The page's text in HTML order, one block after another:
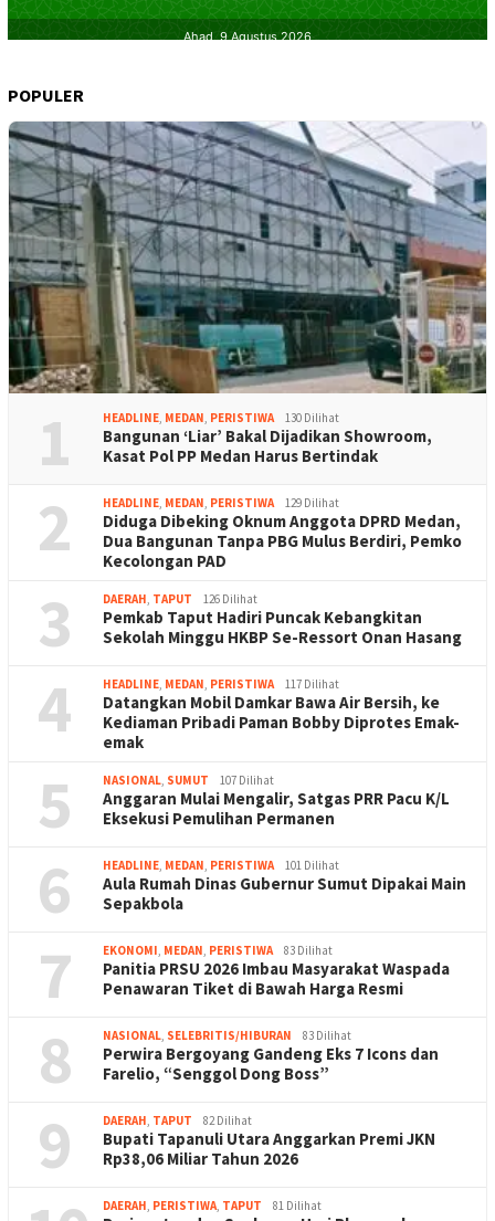
POPULER
1 HEADLINE, MEDAN, PERISTIWA 130 Dilihat
Bangunan ‘Liar’ Bakal Dijadikan Showroom,
Kasat Pol PP Medan Harus Bertindak
2 HEADLINE, MEDAN, PERISTIWA 129 Dilihat
Diduga Dibeking Oknum Anggota DPRD Medan,
Dua Bangunan Tanpa PBG Mulus Berdiri, Pemko
Kecolongan PAD
3 DAERAH, TAPUT 126 Dilihat
Pemkab Taput Hadiri Puncak Kebangkitan
Sekolah Minggu HKBP Se-Ressort Onan Hasang
4 HEADLINE, MEDAN, PERISTIWA 117 Dilihat
Datangkan Mobil Damkar Bawa Air Bersih, ke
Kediaman Pribadi Paman Bobby Diprotes Emak-
emak
5 NASIONAL, SUMUT 107 Dilihat
Anggaran Mulai Mengalir, Satgas PRR Pacu K/L
Eksekusi Pemulihan Permanen
6 HEADLINE, MEDAN, PERISTIWA 101 Dilihat
Aula Rumah Dinas Gubernur Sumut Dipakai Main
Sepakbola
7 EKONOMI, MEDAN, PERISTIWA 83 Dilihat
Panitia PRSU 2026 Imbau Masyarakat Waspada
Penawaran Tiket di Bawah Harga Resmi
8 NASIONAL, SELEBRITIS/HIBURAN 83 Dilihat
Perwira Bergoyang Gandeng Eks 7 Icons dan
Farelio, “Senggol Dong Boss”
9 DAERAH, TAPUT 82 Dilihat
Bupati Tapanuli Utara Anggarkan Premi JKN
Rp38,06 Miliar Tahun 2026
DAERAH, PERISTIWA, TAPUT 81 Dilihat